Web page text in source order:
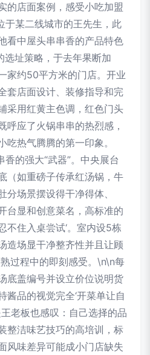
的店面案例，感受小吃加盟
于某二线城市的王先生，此
看中屋头串串香的产品特色
选址策略，于去年果断加
家约50平方米的门店。开业
套店面设计、装修指导和完
采用红黄主色调，红色门头
呼应了火锅串串的热烈感，
吃热气腾腾的第一印象。
的强大“武器”。中央展台
（如重磅子传承红汤锅，牛
分场景摆设得干净得体、
台显和创意菜名，高标准的
不住入桌尝试‘。室内设5栋
造场显干净整齐性并且让顾
过程中的即刻感受。\n\n每
底盖编号并设立价位说明货
酱品的视觉完全‘开菜单让自
老板也感叹：自己选择的品
整洁味艺技巧的高培训，标
风味差异可能成小门店缺失